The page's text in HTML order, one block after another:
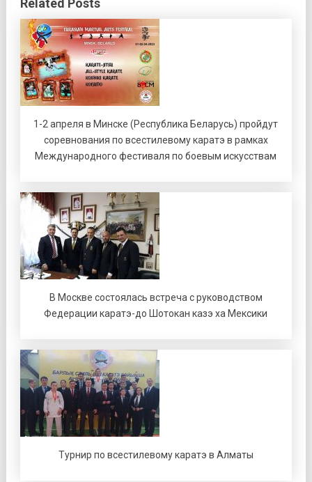
Related Posts
1-2 апреля в Минске (Республика Беларусь) пройдут
соревнования по всестилевому каратэ в рамках
Международного фестиваля по боевым искусствам
В Москве состоялась встреча с руководством
Федерации каратэ-до Шотокан казэ ха Мексики
Турнир по всестилевому каратэ в Алматы